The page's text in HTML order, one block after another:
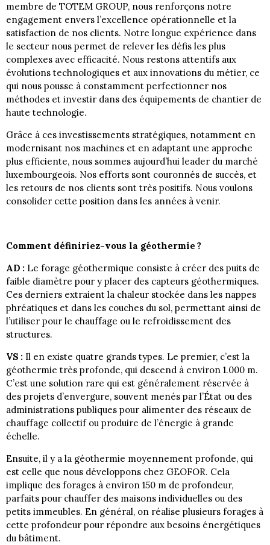
membre de TOTEM GROUP, nous renforçons notre
engagement envers l’excellence opérationnelle et la
satisfaction de nos clients. Notre longue expérience dans
le secteur nous permet de relever les défis les plus
complexes avec efficacité. Nous restons attentifs aux
évolutions technologiques et aux innovations du métier, ce
qui nous pousse à constamment perfectionner nos
méthodes et investir dans des équipements de chantier de
haute technologie.
Grâce à ces investissements stratégiques, notamment en
modernisant nos machines et en adaptant une approche
plus efficiente, nous sommes aujourd’hui leader du marché
luxembourgeois. Nos efforts sont couronnés de succès, et
les retours de nos clients sont très positifs. Nous voulons
consolider cette position dans les années à venir.
Comment définiriez-vous la géothermie ?
AD : Le forage géothermique consiste à créer des puits de
faible diamètre pour y placer des capteurs géothermiques.
Ces derniers extraient la chaleur stockée dans les nappes
phréatiques et dans les couches du sol, permettant ainsi de
l’utiliser pour le chauffage ou le refroidissement des
structures.
VS : Il en existe quatre grands types. Le premier, c’est la
géothermie très profonde, qui descend à environ 1.000 m.
C’est une solution rare qui est généralement réservée à
des projets d’envergure, souvent menés par l’État ou des
administrations publiques pour alimenter des réseaux de
chauffage collectif ou produire de l’énergie à grande
échelle.
Ensuite, il y a la géothermie moyennement profonde, qui
est celle que nous développons chez GEOFOR. Cela
implique des forages à environ 150 m de profondeur,
parfaits pour chauffer des maisons individuelles ou des
petits immeubles. En général, on réalise plusieurs forages à
cette profondeur pour répondre aux besoins énergétiques
du bâtiment.